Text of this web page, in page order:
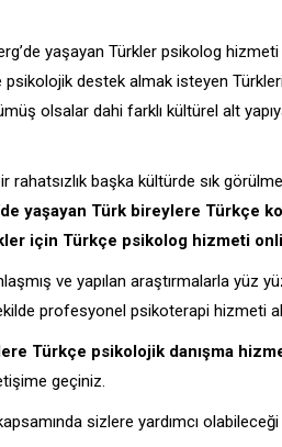
yaşayan Türkler psikolog
destek almak isteyen
olsalar dahi farklı kültürel alt
başka kültürde sık
yaşayan Türk bireylere Türkçe
için Türkçe psikolog hizmeti
ve yapılan araştırmalarla yüz
profesyonel psikoterapi hizmeti
Türkçe psikolojik danışma
geçiniz.
sizlere yardımcı olabileceği